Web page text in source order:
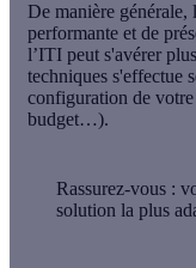
De manière générale,
performante et de
l’ITI peut s'avérer
techniques s'effectue
configuration de
budget…).
Rassurez-vous :
solution la plus